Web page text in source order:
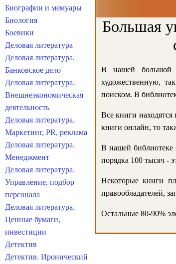
Большая
В нашей большой
художественную,
поиском. В
Все книги
книги онлайн, то
В нашей библиотеке
порядка 100 тысяч -
Некоторые книги
правообладателей,
Остальные 80-90%
Биографии и мемуары
Биология
Боевики
Деловая литература
Деловая литература.
Банковское дело
Деловая литература.
Внешнеэкономическая
деятельность
Деловая литература.
Маркетинг, PR, реклама
Деловая литература.
Менеджмент
Деловая литература.
Управление, подбор
персонала
Деловая литература.
Ценные бумаги,
инвестиции
Детектив
Детектив. Иронический